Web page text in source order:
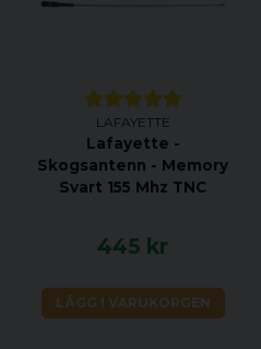
LAFAYETTE
Lafayette -
Skogsantenn - Memory
Svart 155 Mhz TNC
445 kr
LÄGG I VARUKORGEN